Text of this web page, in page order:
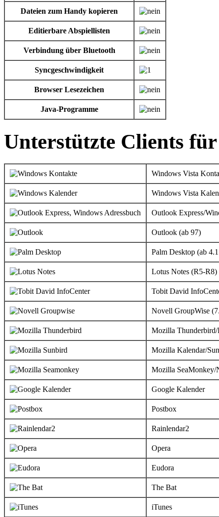
Dateien zum Handy kopieren
Editierbare Abspiellisten
Verbindung über Bluetooth
Syncgeschwindigkeit
Browser Lesezeichen
Java-Programme
Unterstützte Clients
Windows Vista
Windows Vista
Outlook Express/
Outlook (ab 97)
Palm Desktop (ab
Lotus Notes (R5-R8)
Tobit David
Novell GroupWise
Mozilla
Mozilla Kalendar/
Mozilla SeaMonkey/
Google Kalender
Postbox
Rainlendar2
Opera
Eudora
The Bat
iTunes